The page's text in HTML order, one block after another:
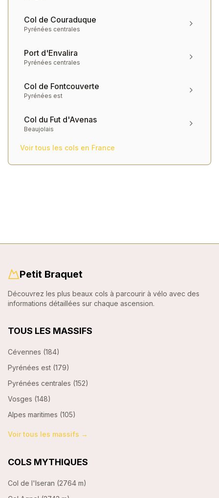
Col de Couraduque
Pyrénées centrales
Port d'Envalira
Pyrénées centrales
Col de Fontcouverte
Pyrénées est
Col du Fut d'Avenas
Beaujolais
Voir tous les cols en France
Petit Braquet
Découvrez les plus beaux cols à parcourir à vélo avec des
informations détaillées sur chaque ascension.
TOUS LES MASSIFS
Cévennes (184)
Pyrénées est (179)
Pyrénées centrales (152)
Vosges (148)
Alpes maritimes (105)
Voir tous les massifs →
COLS MYTHIQUES
Col de l'Iseran (2764 m)